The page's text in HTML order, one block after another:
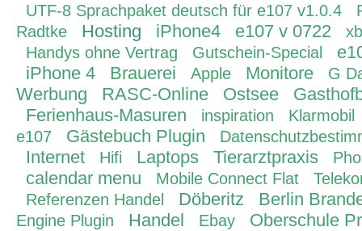
UTF-8 Sprachpaket deutsch für e107 v1.0.4
Radtke
Hosting iPhone4 e107 v 0722
Handys ohne Vertrag
Gutschein-Special
iPhone 4
Brauerei Apple Monitore G
Werbung RASC-Online Ostsee
Ferienhaus-Masuren
inspiration
Klarmobil
e107
Gästebuch Plugin
Internet Hifi Laptops Tierarztpraxis
calendar menu Mobile Connect Flat
Referenzen Handel
Döberitz Berlin
Engine Plugin Handel Ebay Oberschule